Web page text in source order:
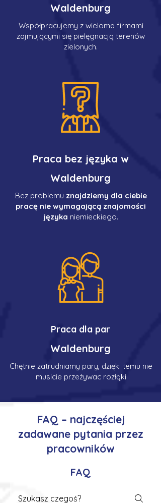
Waldenburg
Współpracujemy z wieloma firmami
zajmującymi się pielęgnacją terenów
zielonych.
Praca bez języka w
Waldenburg
Bez problemu znajdziemy dla ciebie
pracę nie wymagającą znajomości
języka niemieckiego.
Praca dla par
Waldenburg
Chętnie zatrudniamy pary, dzięki temu nie
musicie przeżywac rozłąki
FAQ – najczęściej
zadawane pytania przez
pracowników
FAQ